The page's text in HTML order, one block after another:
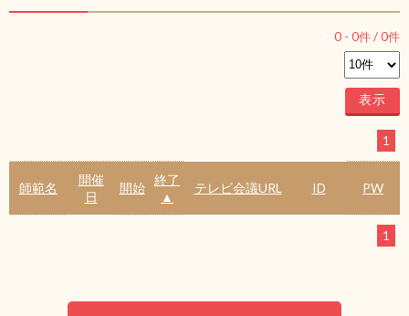
0 - 0件 /0件
1
師範名
開催
日
開始
終了
▲
テレビ会議URL ID PW
1